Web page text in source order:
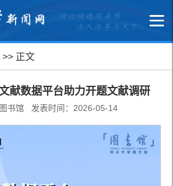
>> 正文
献数据平台助力开题文献调研
书馆 发表时间：2026-05-14